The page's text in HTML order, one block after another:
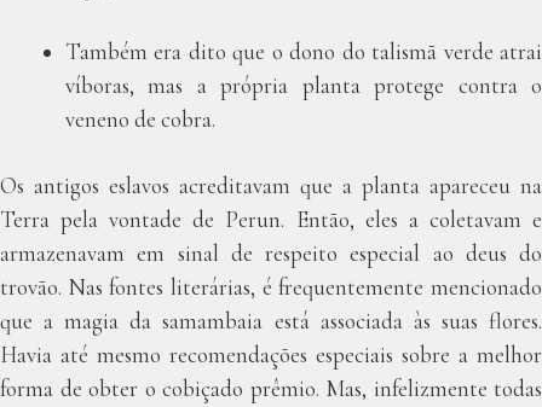
Também era dito que o dono do talismã verde atrai
víboras, mas a própria planta protege contra o
veneno de cobra.
Os antigos eslavos acreditavam que a planta apareceu na
Terra pela vontade de Perun. Então, eles a coletavam e
armazenavam em sinal de respeito especial ao deus do
trovão. Nas fontes literárias, é frequentemente mencionado
que a magia da samambaia está associada às suas flores.
Havia até mesmo recomendações especiais sobre a melhor
forma de obter o cobiçado prêmio. Mas, infelizmente todas